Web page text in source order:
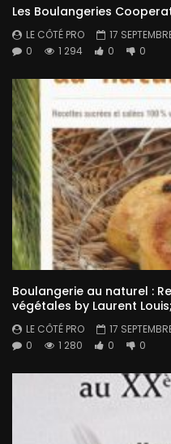
Les Boulangeries
LE CÔTÉ PRO
17
0
1 294 0 0
Boulangerie au naturel :
végétales by Laurent
LE CÔTÉ PRO
17
0
1 280 0 0